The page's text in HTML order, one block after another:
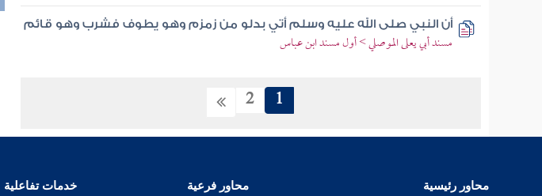
أن النبي صلى الله عليه وسلم أتي بدلو من زمزم وهو يطوف فشرب وهو قائم
مسند أبي يعلى الموصلي > أول مسند ابن عباس
1
2
محاور رئيسية محاور فرعية خدمات تفاعلية